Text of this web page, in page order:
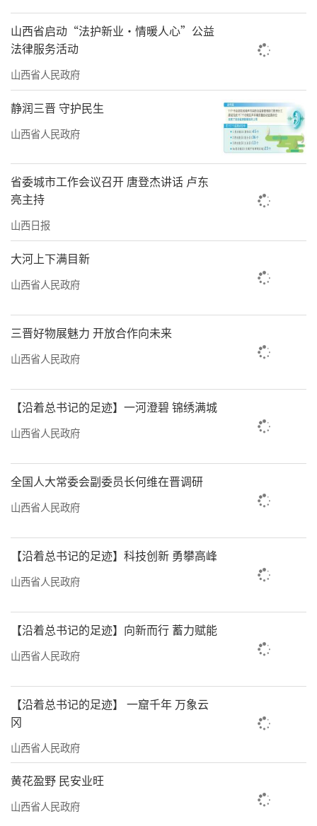
全，预计‘十五五’时期内完成全覆盖。”云
冈研究院党委书记刘建勇说。一场以科技为
笔、以传承为墨的文明接力，正在武周山深处
静水流深。
活态传承 跨越时空“文明对话”
力士挣脱山石束缚，莲座光影流转舒展。5
月1日夜，大同古城西城墙月城，化作跨越时空
的文明驿站。曾于2月点亮塞纳河畔的“云冈石
窟之光·巴黎回响”光雕秀在家乡上演。同
日，原创音乐剧《凝望云冈》从北京载誉归
来，在舞台上复刻北魏匠心，唱响民族交融乐
章。
习近平总书记强调：“要深入挖掘云冈石
窟蕴含的各民族交往交流交融的历史内涵，增
强中华民族共同体意识。”
“石窟静谧，但它记录的历史是流动
的。”云冈研究院历史与民族融合研究中心北
朝文化研究室主任郭静娜说，“在被称为‘音
乐窟’的第12窟，我们能看到鼙鼓、埙、篪、
箜篌、筚篥各种乐器，仿佛能听到西凉、龟
兹、天竺、康国、疏勒、高丽的音乐在平城奏
响。可以说石刻的每一道凿痕，皆蕴藏着文化
的和合共生。”
循着这一思路，2025年，《交融与创新：
北魏平城时代研究论集》《云冈研究院院藏文
物图录（北魏卷、辽金卷）》《云冈石窟艺术
分类全集》等著作相继出版。
如今，云冈学已形成横跨宗教、考古、美
术、乐舞、建筑、历史、地理、民族、民俗等
文化的传播，首先要被看见。5月6日，云
冈研究院内，文化遗产艺术研究中心副主任王
晨与三星堆博物馆工作人员视频连线，讨论展
山西省启动“法护新业·情暖人心”公益
法律服务活动
山西省人民政府
静润三晋 守护民生
山西省人民政府
省委城市工作会议召开 唐登杰讲话 卢东
亮主持
山西日报
大河上下满目新
山西省人民政府
三晋好物展魅力 开放合作向未来
山西省人民政府
【沿着总书记的足迹】一河澄碧 锦绣满城
山西省人民政府
全国人大常委会副委员长何维在晋调研
山西省人民政府
【沿着总书记的足迹】科技创新 勇攀高峰
山西省人民政府
【沿着总书记的足迹】向新而行 蓄力赋能
山西省人民政府
【沿着总书记的足迹】 一窟千年 万象云
冈
山西省人民政府
黄花盈野 民安业旺
山西省人民政府